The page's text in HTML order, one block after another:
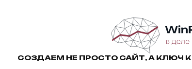
СОЗДАЕМ НЕ ПРОСТО САЙТ, А КЛЮЧ